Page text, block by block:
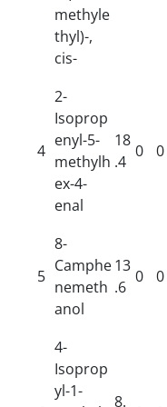
methyle
thyl)-,
cis-
4
2-
Isoprop
enyl-5-
methylh
ex-4-
enal
18
.4
0 0
5
8-
Camphe
nemeth
anol
13
.6
0 0
4-
Isoprop
yl-1-
8.